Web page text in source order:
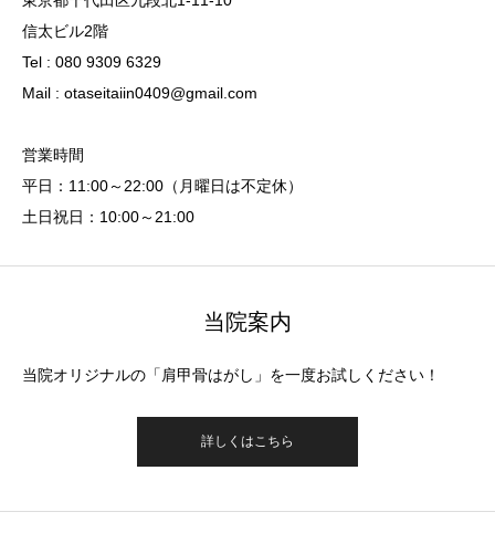
信太ビル2階
Tel : 080 9309 6329
Mail : otaseitaiin0409@gmail.com
営業時間
平日：11:00～22:00（月曜日は不定休）
土日祝日：10:00～21:00
当院案内
当院オリジナルの「肩甲骨はがし」を一度お試しください！
詳しくはこちら